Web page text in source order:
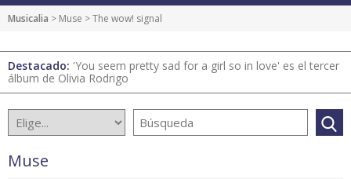
Musicalia > Muse > The wow! signal
Destacado: 'You seem pretty sad for a girl so in love' es el tercer
álbum de Olivia Rodrigo
Muse